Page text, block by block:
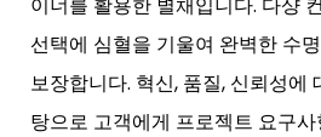
선택에 심혈을 기울여 완벽한 수
보장합니다. 혁신, 품질, 신뢰성에
탕으로 고객에게 프로젝트 요구